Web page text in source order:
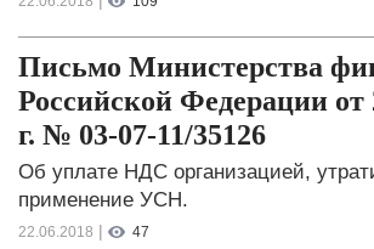
Письмо Министерства
Российской Федерации от
г. № 03-07-11/35126
Об уплате НДС организацией,
применение УСН.
22.06.2018 | 47